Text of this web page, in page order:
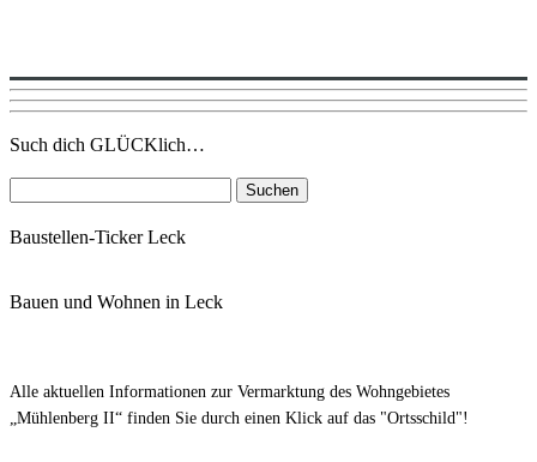
Such dich GLÜCKlich…
Baustellen-Ticker Leck
Bauen und Wohnen in Leck
Alle aktuellen Informationen zur Vermarktung des Wohngebietes
„Mühlenberg II“ finden Sie durch einen Klick auf das "Ortsschild"!